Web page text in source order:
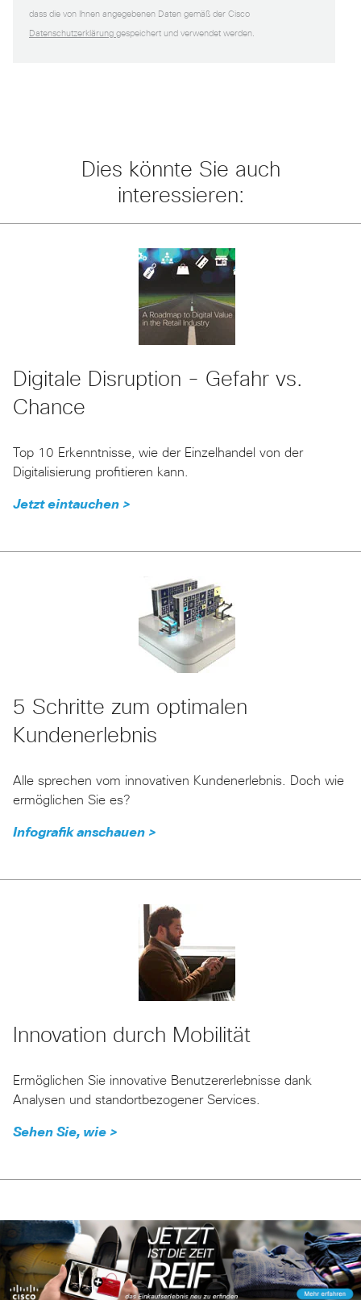
dass die von Ihnen angegebenen Daten gemäß der Cisco
Datenschutzerklärung gespeichert und verwendet werden.
Dies könnte Sie auch
interessieren:
Digitale Disruption - Gefahr vs.
Chance
Top 10 Erkenntnisse, wie der Einzelhandel von der
Digitalisierung profitieren kann.
Jetzt eintauchen >
5 Schritte zum optimalen
Kundenerlebnis
Alle sprechen vom innovativen Kundenerlebnis. Doch wie
ermöglichen Sie es?
Infografik anschauen >
Innovation durch Mobilität
Ermöglichen Sie innovative Benutzererlebnisse dank
Analysen und standortbezogener Services.
Sehen Sie, wie >